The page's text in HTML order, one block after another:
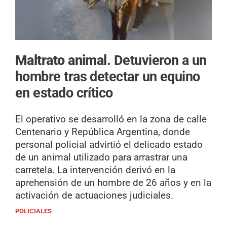
Maltrato animal. Detuvieron a un
hombre tras detectar un equino
en estado crítico
El operativo se desarrolló en la zona de calle
Centenario y República Argentina, donde
personal policial advirtió el delicado estado
de un animal utilizado para arrastrar una
carretela. La intervención derivó en la
aprehensión de un hombre de 26 años y en la
activación de actuaciones judiciales.
POLICIALES